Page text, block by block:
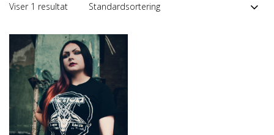
Viser 1 resultat